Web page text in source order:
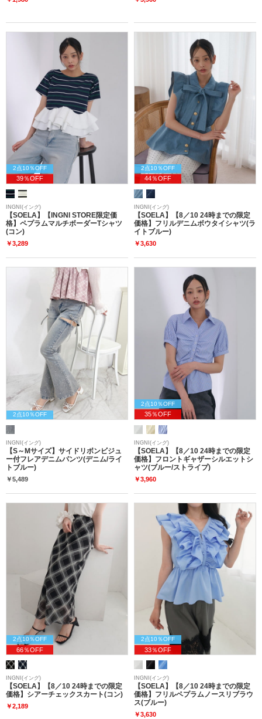
2点10％OFF
39％OFF
INGNI(イング)
【SOELA】【INGNI STORE限定価
格】ペプラムマルチボーダーTシャツ
(コン)
￥3,289
2点10％OFF
44％OFF
INGNI(イング)
【SOELA】【8／10 24時までの限定
価格】フリルデニムボウタイシャツ(ラ
イトブルー)
￥3,630
2点10％OFF
INGNI(イング)
【S～Mサイズ】サイドリボンビジュ
ー付フレアデニムパンツ(デニム/ライ
トブルー)
￥5,489
2点10％OFF
35％OFF
INGNI(イング)
【SOELA】【8／10 24時までの限定
価格】フロントギャザーシルエットシ
ャツ(ブルー/ストライプ)
￥3,960
2点10％OFF
66％OFF
INGNI(イング)
【SOELA】【8／10 24時までの限定
価格】シアーチェックスカート(コン)
￥2,189
2点10％OFF
33％OFF
INGNI(イング)
【SOELA】【8／10 24時までの限定
価格】フリルペプラムノースリブラウ
ス(ブルー)
￥3,630